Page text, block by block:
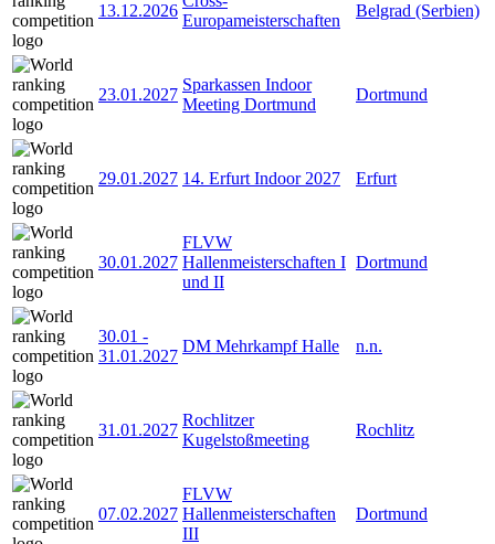
13.12.2026
Europameisterschaften
Belgrad (Serbien)
23.01.2027
Sparkassen Indoor
Meeting Dortmund
Dortmund
29.01.2027 14. Erfurt Indoor 2027 Erfurt
30.01.2027
FLVW
Hallenmeisterschaften I
und II
Dortmund
30.01 -
31.01.2027
DM Mehrkampf Halle n.n.
31.01.2027
Rochlitzer
Kugelstoßmeeting
Rochlitz
07.02.2027
FLVW
Hallenmeisterschaften
III
Dortmund